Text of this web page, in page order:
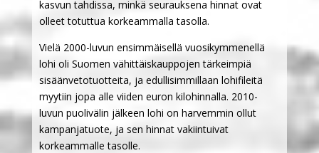
kasvun tahdissa, minkä seurauksena hinnat ovat
olleet totuttua korkeammalla tasolla.
Vielä 2000-luvun ensimmäisellä vuosikymmenellä
lohi oli Suomen vähittäiskauppojen tärkeimpiä
sisäänvetotuotteita, ja edullisimmillaan lohifileitä
myytiin jopa alle viiden euron kilohinnalla. 2010-
luvun puolivälin jälkeen lohi on harvemmin ollut
kampanjatuote, ja sen hinnat vakiintuivat
korkeammalle tasolle.